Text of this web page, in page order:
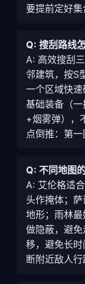
要提前定好集
Q: 搜刮路线
A: 高效搜刮
邻建筑，按S
一个区域快
基础装备（
+烟雾弹），
点倒推：第
Q: 不同地图
A: 艾伦格适
头作掩体；
地形；雨林
做隐蔽，避
移，避免长
断附近敌人